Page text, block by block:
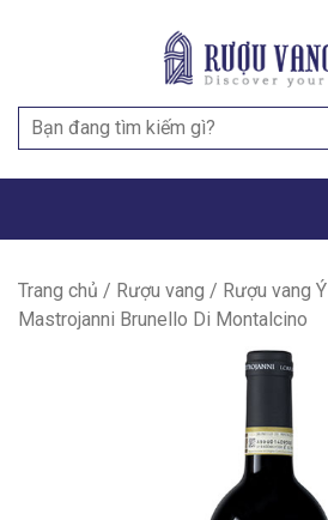
Search
for:
Trang chủ / Rượu vang / Rượu vang Ý
Mastrojanni Brunello Di Montalcino